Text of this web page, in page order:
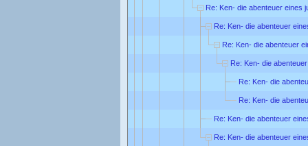
Re: Ken- die abenteuer eines
Re: Ken- die abenteuer
Re: Ken- die abenteuer
Re: Ken- die
Re: Ken- die
Re: Ken- die
Re: Ken- die abenteuer
Re: Ken- die abenteuer